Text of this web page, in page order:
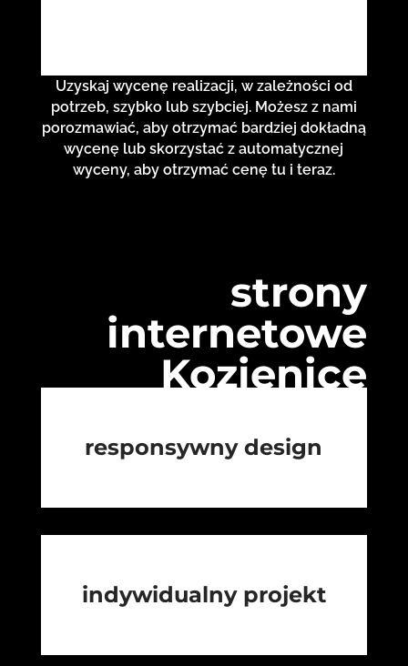
Uzyskaj wycenę realizacji, w zależności od
potrzeb, szybko lub szybciej. Możesz z nami
porozmawiać, aby otrzymać bardziej dokładną
wycenę lub skorzystać z automatycznej
wyceny, aby otrzymać cenę tu i teraz.
strony
internetowe
Kozienice
responsywny design
indywidualny projekt